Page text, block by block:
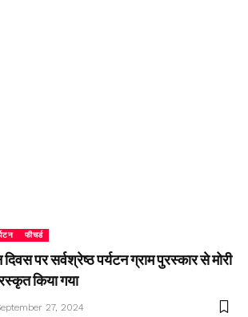
फीचर्ड
पर सर्वश्रेष्ठ पर्यटन ग्राम पुरस्कार से मोरी
किया गया
27, 2024